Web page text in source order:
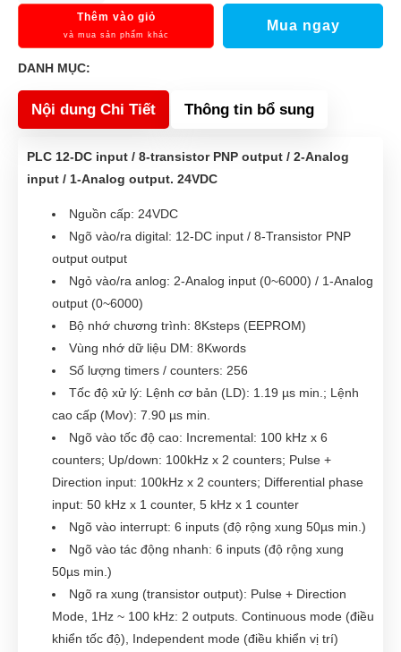
Thêm vào giỏ
và mua sản phẩm khác
Mua ngay
DANH MỤC:
Nội dung Chi Tiết Thông tin bổ sung
PLC 12-DC input / 8-transistor PNP output / 2-Analog
input / 1-Analog output. 24VDC
Nguồn cấp: 24VDC
Ngõ vào/ra digital: 12-DC input / 8-Transistor PNP
output output
Ngỏ vào/ra anlog: 2-Analog input (0~6000) / 1-Analog
output (0~6000)
Bộ nhớ chương trình: 8Ksteps (EEPROM)
Vùng nhớ dữ liệu DM: 8Kwords
Số lượng timers / counters: 256
Tốc độ xử l‎ý: Lệnh cơ bản (LD): 1.19 µs min.; Lệnh
cao cấp (Mov): 7.90 µs min.
Ngõ vào tốc độ cao: Incremental: 100 kHz x 6
counters; Up/down: 100kHz x 2 counters; Pulse +
Direction input: 100kHz x 2 counters; Differential phase
input: 50 kHz x 1 counter, 5 kHz x 1 counter
Ngõ vào interrupt: 6 inputs (độ rộng xung 50µs min.)
Ngõ vào tác động nhanh: 6 inputs (độ rộng xung
50µs min.)
Ngõ ra xung (transistor output): Pulse + Direction
Mode, 1Hz ~ 100 kHz: 2 outputs. Continuous mode (điều
khiển tốc độ), Independent mode (điều khiển vị trí)